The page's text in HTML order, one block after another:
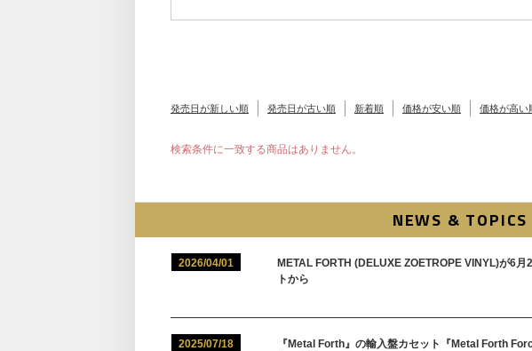
発売日が新しい順 発売日が古い順 新着順 価格が安い順 価格が高い
検索条件に一致する商品はありません。
NEWS & TOPICS
2026/04/01
METAL FORTH (DELUXE ZOETROPE VINYL)が6
トから
2025/07/18
『Metal Forth』の輸入盤カセット『Metal Forth